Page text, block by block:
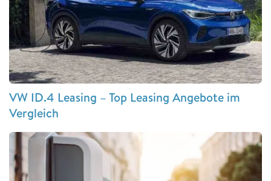
VW ID.4 Leasing – Top Leasing Angebote im
Vergleich